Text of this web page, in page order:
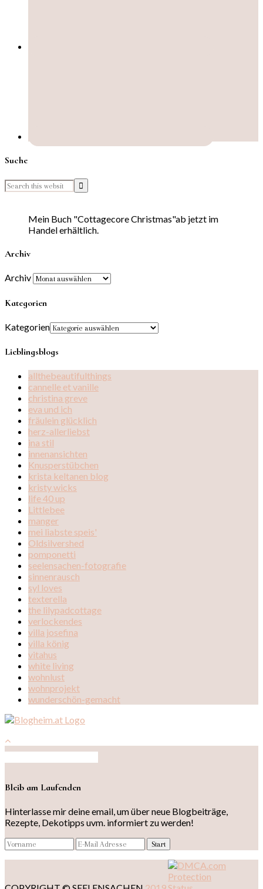
Suche
Mein Buch "Cottagecore Christmas"ab jetzt im
Handel erhältlich.
Archiv
Archiv
Kategorien
Kategorien
Lieblingsblogs
allthebeautifulthings
cannelle et vanille
christina greve
eva und ich
fräulein glücklich
herz-allerliebst
ina stil
innenansichten
Knusperstübchen
krista keltanen blog
kristy wicks
life 40 up
Littlebee
manger
mei liabste speis'
Oldsilvershed
pomponetti
seelensachen-fotografie
sinnenrausch
syl loves
texterella
the lilypadcottage
verlockendes
villa josefina
villa könig
vitahus
white living
wohnlust
wohnprojekt
wunderschön-gemacht
Bleib am Laufenden
Hinterlasse mir deine email, um über neue Blogbeiträge,
Rezepte, Dekotipps uvm. informiert zu werden!